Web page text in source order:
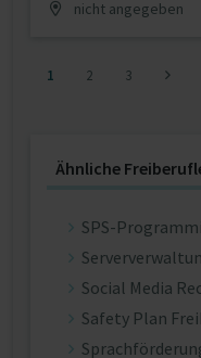
nicht angegeben
1 2 3
Ähnliche
SPS-
Social Media
Safety Plan